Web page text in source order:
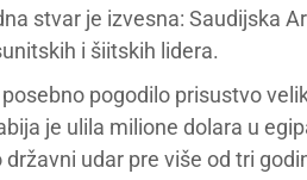
stvar je izvesna: Saudijska
i šiitskih lidera.
pogodilo prisustvo
je ulila milione dolara u
državni udar pre više od tri